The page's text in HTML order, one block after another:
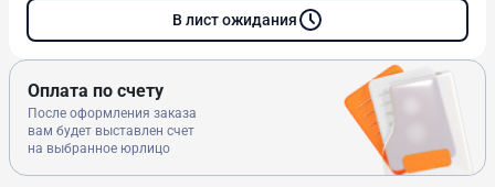
В лист ожидания
Оплата по счету
После оформления заказа
вам будет выставлен счет
на выбранное юрлицо